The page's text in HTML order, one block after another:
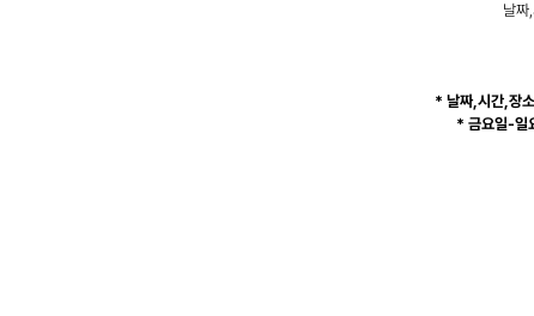
날짜
* 날짜,시간,장
* 금요일-일